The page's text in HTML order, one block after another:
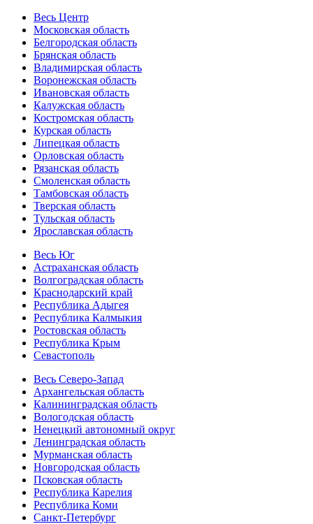
Весь Центр
Московская область
Белгородская область
Брянская область
Владимирская область
Воронежская область
Ивановская область
Калужская область
Костромская область
Курская область
Липецкая область
Орловская область
Рязанская область
Смоленская область
Тамбовская область
Тверская область
Тульская область
Ярославская область
Весь Юг
Астраханская область
Волгоградская область
Краснодарский край
Республика Адыгея
Республика Калмыкия
Ростовская область
Республика Крым
Севастополь
Весь Северо-Запад
Архангельская область
Калининградская область
Вологодская область
Ненецкий автономный округ
Ленинградская область
Мурманская область
Новгородская область
Псковская область
Республика Карелия
Республика Коми
Санкт-Петербург